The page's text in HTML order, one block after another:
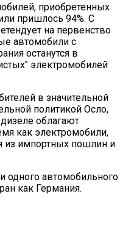
приобретенных
пришлось 94%. С
на первенство
автомобили с
останутся в
электромобилей
в значительной
политикой Осло,
облагают
как электромобили,
из импортных пошлин и
одного автомобильного
как Германия.